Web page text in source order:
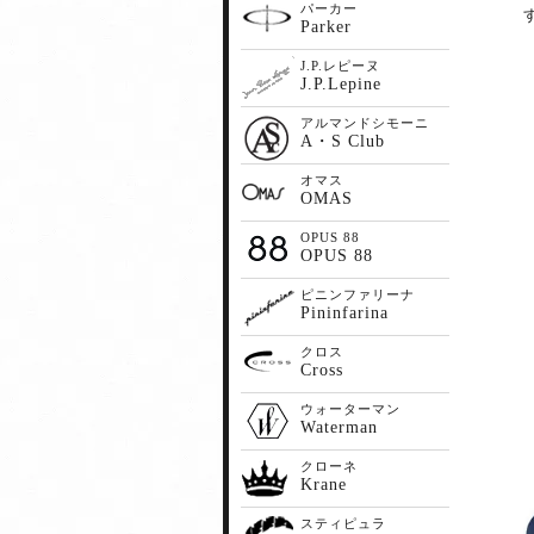
パーカー
Parker
J.P.レピーヌ
J.P.Lepine
アルマンドシモーニ
A・S Club
オマス
OMAS
OPUS 88
OPUS 88
ピニンファリーナ
Pininfarina
クロス
Cross
ウォーターマン
Waterman
クローネ
Krane
スティピュラ